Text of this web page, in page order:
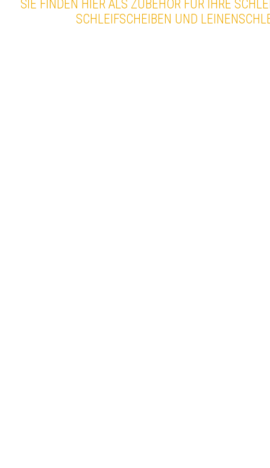
SIE FINDEN HIER ALS ZUBEHÖR FÜR IHRE
SCHLEIFSCHEIBEN UND